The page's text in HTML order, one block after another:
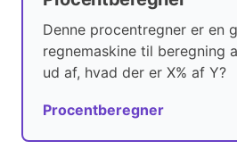
Denne procentregner er en
regnemaskine til beregning
ud af, hvad der er X% af Y?
Procentberegner